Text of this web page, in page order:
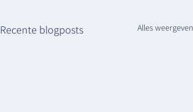
Recente blogposts Alles weergeven